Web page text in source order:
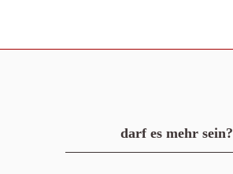
darf es mehr sein?